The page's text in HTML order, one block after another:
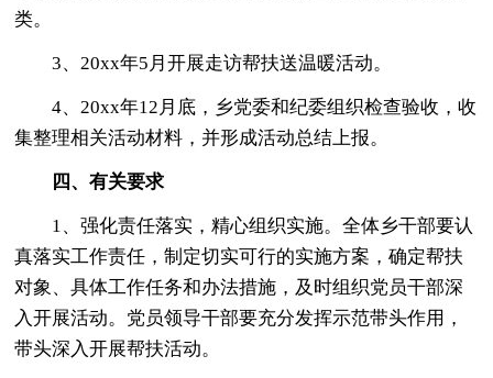
类。
3、20xx年5月开展走访帮扶送温暖活动。
4、20xx年12月底，乡党委和纪委组织检查验收，收
集整理相关活动材料，并形成活动总结上报。
四、有关要求
1、强化责任落实，精心组织实施。全体乡干部要认
真落实工作责任，制定切实可行的实施方案，确定帮扶
对象、具体工作任务和办法措施，及时组织党员干部深
入开展活动。党员领导干部要充分发挥示范带头作用，
带头深入开展帮扶活动。